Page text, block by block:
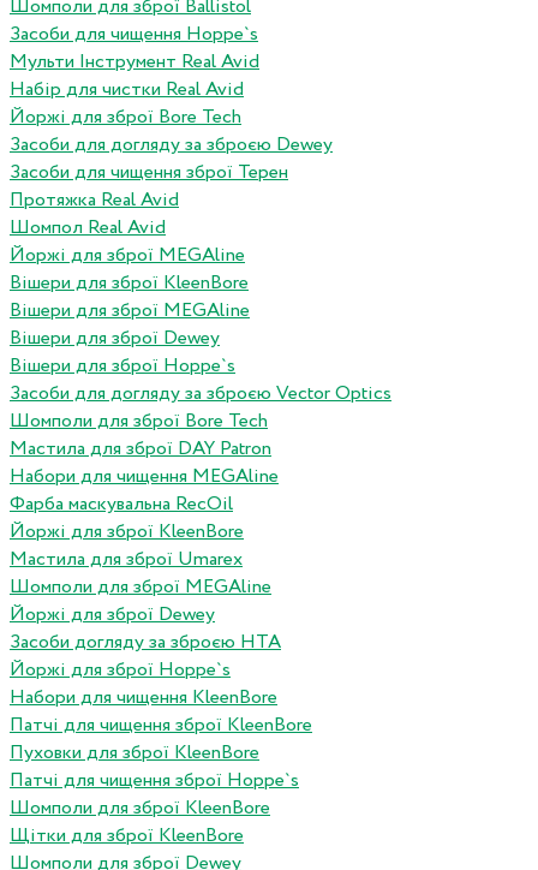
Шомполи для зброї Ballistol
Засоби для чищення Hoppe`s
Мульти Інструмент Real Avid
Набір для чистки Real Avid
Йоржі для зброї Bore Tech
Засоби для догляду за зброєю Dewey
Засоби для чищення зброї Терен
Протяжка Real Avid
Шомпол Real Avid
Йоржі для зброї MEGAline
Вішери для зброї KleenBore
Вішери для зброї MEGAline
Вішери для зброї Dewey
Вішери для зброї Hoppe`s
Засоби для догляду за зброєю Vector Optics
Шомполи для зброї Bore Tech
Мастила для зброї DAY Patron
Набори для чищення MEGAline
Фарба маскувальна RecOil
Йоржі для зброї KleenBore
Мастила для зброї Umarex
Шомполи для зброї MEGAline
Йоржі для зброї Dewey
Засоби догляду за зброєю HTA
Йоржі для зброї Hoppe`s
Набори для чищення KleenBore
Патчі для чищення зброї KleenBore
Пуховки для зброї KleenBore
Патчі для чищення зброї Hoppe`s
Шомполи для зброї KleenBore
Щітки для зброї KleenBore
Шомполи для зброї Dewey